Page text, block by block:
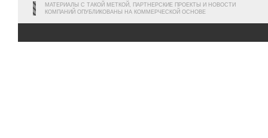
МАТЕРИАЛЫ С ТАКОЙ МЕТКОЙ, ПАРТНЕРСКИЕ ПРОЕКТЫ И НОВОСТИ
КОМПАНИЙ ОПУБЛИКОВАНЫ НА КОММЕРЧЕСКОЙ ОСНОВЕ